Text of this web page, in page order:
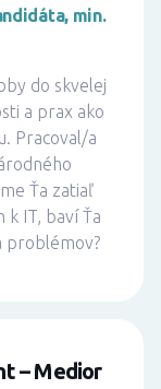
min.
do skvelej
a prax ako
Pracoval/a
Ťa zatiaľ
k IT, baví Ťa
problémov?
– Medior